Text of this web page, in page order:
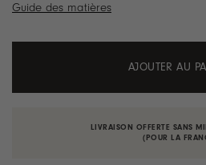
Guide des matières
AJOUTER AU
LIVRAISON OFFERTE SANS
(POUR LA